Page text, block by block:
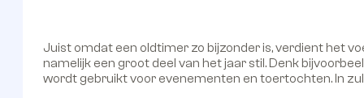
Juist omdat een oldtimer zo bijzonder is, verdient het
namelijk een groot deel van het jaar stil. Denk
wordt gebruikt voor evenementen en toertochten. In